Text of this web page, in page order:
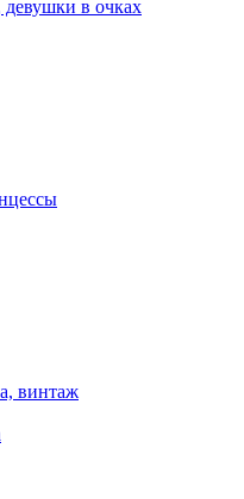
девушки в очках
винтаж